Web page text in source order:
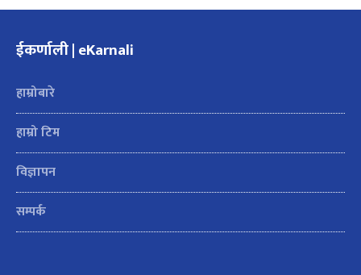
ईकर्णाली | eKarnali
हाम्रोबारे
हाम्रो टिम
विज्ञापन
सम्पर्क